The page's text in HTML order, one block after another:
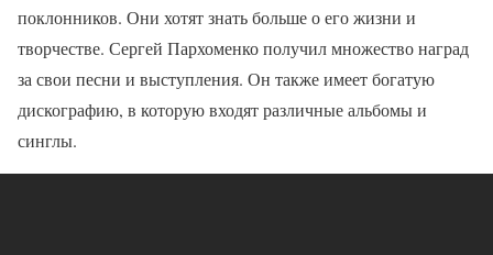
поклонников. Они хотят знать больше о его жизни и
творчестве. Сергей Пархоменко получил множество наград
за свои песни и выступления. Он также имеет богатую
дискографию, в которую входят различные альбомы и
синглы.